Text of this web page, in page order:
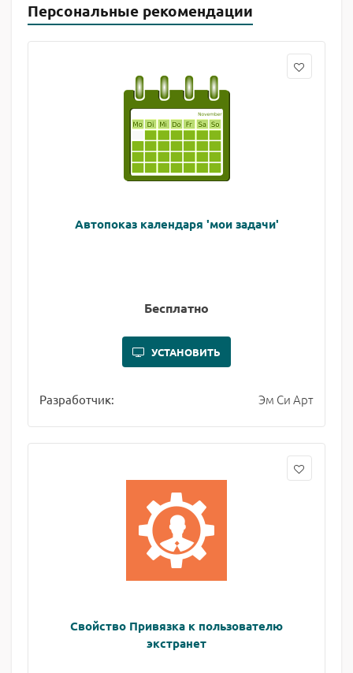
Персональные рекомендации
Автопоказ календаря 'мои задачи'
Бесплатно
УСТАНОВИТЬ
Разработчик: Эм Си Арт
Свойство Привязка к пользователю
экстранет